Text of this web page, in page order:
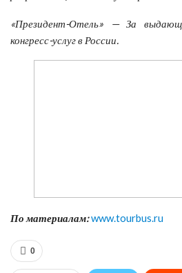
«Президент-Отель» — За
конгресс-услуг в России.
По материалам:www.tourbus.ru
0